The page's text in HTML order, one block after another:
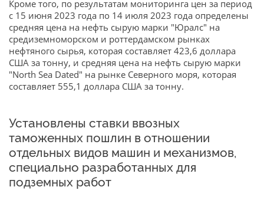
Кроме того, по результатам мониторинга цен за период
с 15 июня 2023 года по 14 июля 2023 года определены
средняя цена на нефть сырую марки "Юралс" на
средиземноморском и роттердамском рынках
нефтяного сырья, которая составляет 423,6 доллара
США за тонну, и средняя цена на нефть сырую марки
"North Sea Dated" на рынке Северного моря, которая
составляет 555,1 доллара США за тонну.
Установлены ставки ввозных
таможенных пошлин в отношении
отдельных видов машин и механизмов,
специально разработанных для
подземных работ